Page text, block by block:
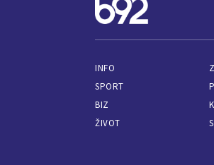
INFO
SPORT
BIZ
ŽIVOT